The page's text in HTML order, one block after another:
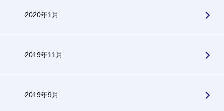
2020年1月
2019年11月
2019年9月